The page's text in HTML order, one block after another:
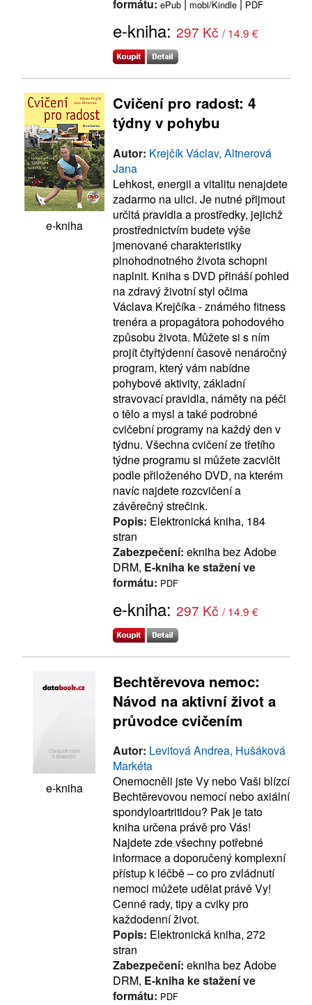
formátu: ePub mobi/Kindle PDF
e-kniha: 297 Kč / 14.9 €
e-kniha
Cvičení pro radost: 4
týdny v pohybu
Autor: Krejčík Václav, Altnerová
Jana
Lehkost, energii a vitalitu nenajdete
zadarmo na ulici. Je nutné přijmout
určitá pravidla a prostředky, jejichž
prostřednictvím budete výše
jmenované charakteristiky
plnohodnotného života schopni
naplnit. Kniha s DVD přináší pohled
na zdravý životní styl očima
Václava Krejčíka - známého fitness
trenéra a propagátora pohodového
způsobu života. Můžete si s ním
projít čtyřtýdenní časově nenáročný
program, který vám nabídne
pohybové aktivity, základní
stravovací pravidla, náměty na péči
o tělo a mysl a také podrobné
cvičební programy na každý den v
týdnu. Všechna cvičení ze třetího
týdne programu si můžete zacvičit
podle přiloženého DVD, na kterém
navíc najdete rozcvičení a
závěrečný strečink.
Popis: Elektronická kniha, 184
stran
Zabezpečení: ekniha bez Adobe
DRM, E-kniha ke stažení ve
formátu: PDF
e-kniha: 297 Kč / 14.9 €
e-kniha
Bechtěrevova nemoc:
Návod na aktivní život a
průvodce cvičením
Autor: Levitová Andrea, Hušáková
Markéta
Onemocněli jste Vy nebo Vaši blízcí
Bechtěrevovou nemocí nebo axiální
spondyloartritidou? Pak je tato
kniha určena právě pro Vás!
Najdete zde všechny potřebné
informace a doporučený komplexní
přístup k léčbě – co pro zvládnutí
nemoci můžete udělat právě Vy!
Cenné rady, tipy a cviky pro
každodenní život.
Popis: Elektronická kniha, 272
stran
Zabezpečení: ekniha bez Adobe
DRM, E-kniha ke stažení ve
formátu: PDF